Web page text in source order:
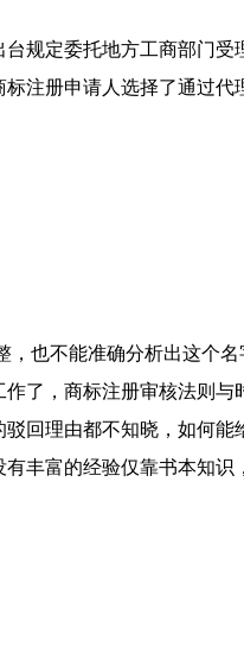
规定委托地方工商部门受
注册申请人选择了通过代
也不能准确分析出这个
了，商标注册审核法则
回理由都不知晓，如何
丰富的经验仅靠书本知识